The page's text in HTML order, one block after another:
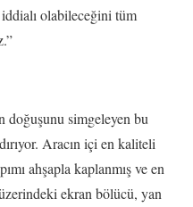
olabileceğini tüm
doğuşunu simgeleyen bu
Aracın içi en kaliteli
ahşapla kaplanmış ve en
ekran bölücü, yan